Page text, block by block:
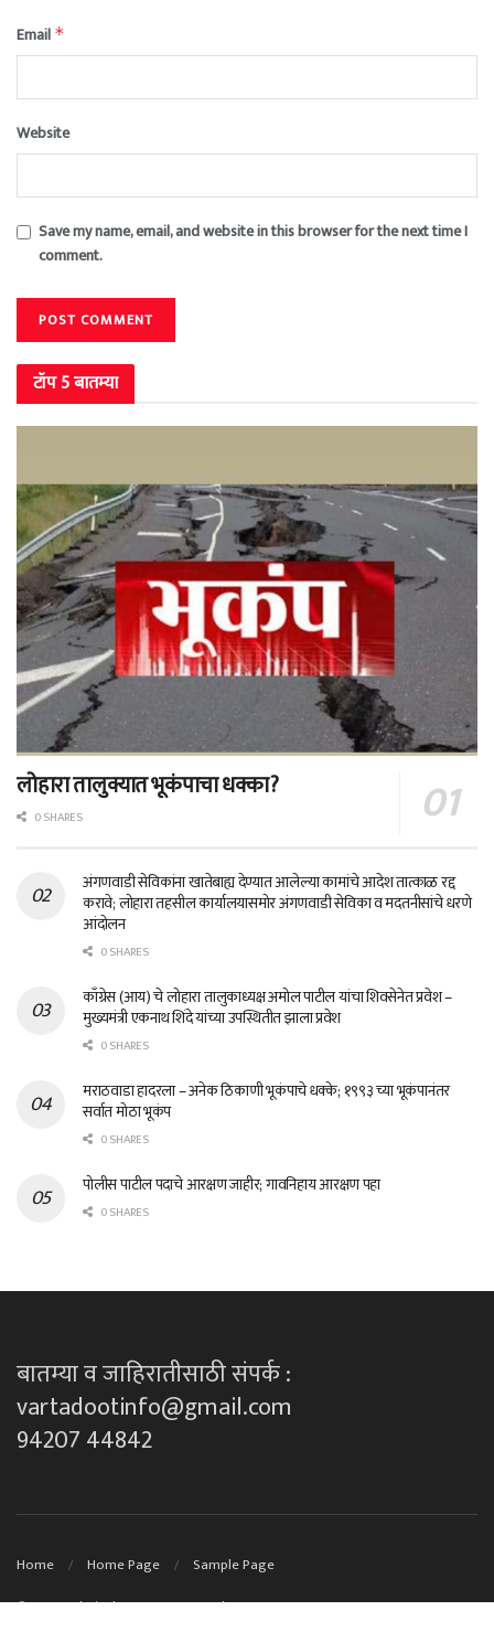
Email *
Website
Save my name, email, and website in this browser for the next time I
comment.
टॉप 5 बातम्या
लोहारा तालुक्यात भूकंपाचा धक्का?
0 SHARES
अंगणवाडी सेविकांना खातेबाह्य देण्यात आलेल्या कामांचे आदेश तात्काळ रद्द
करावे; लोहारा तहसील कार्यालयासमोर अंगणवाडी सेविका व मदतनीसांचे धरणे
आंदोलन
0 SHARES
काँग्रेस (आय) चे लोहारा तालुकाध्यक्ष अमोल पाटील यांचा शिवसेनेत प्रवेश –
मुख्यमंत्री एकनाथ शिंदे यांच्या उपस्थितीत झाला प्रवेश
0 SHARES
मराठवाडा हादरला – अनेक ठिकाणी भूकंपाचे धक्के; १९९३ च्या भूकंपानंतर
सर्वात मोठा भूकंप
0 SHARES
पोलीस पाटील पदाचे आरक्षण जाहीर; गावनिहाय आरक्षण पहा
0 SHARES
बातम्या व जाहिरातीसाठी संपर्क :
vartadootinfo@gmail.com
94207 44842
Home Home Page Sample Page
© 2023Technical Support By DK techno's